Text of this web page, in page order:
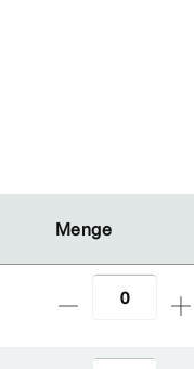
Menge
Menge